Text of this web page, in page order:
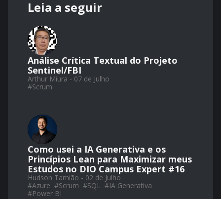
Leia a seguir
Análise Crítica Textual do Projeto
Sentinel/FBI
Arthur Miura - 07 de Julho
#Scrum
Como usei a IA Generativa e os
Princípios Lean para Maximizar meus
Estudos no DIO Campus Expert #16
Hudson Tamião - 02 de Julho
#Azure #Scrum #SQL #IA Generativa
#Power BI